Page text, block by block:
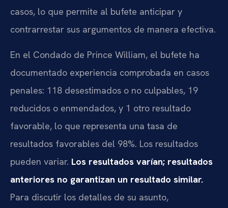
casos, lo que permite al bufete anticipar y
contrarrestar sus argumentos de manera efectiva.
En el Condado de Prince William, el bufete ha
documentado experiencia comprobada en casos
penales: 118 desestimados o no culpables, 19
reducidos o enmendados, y 1 otro resultado
favorable, lo que representa una tasa de
resultados favorables del 98%. Los resultados
pueden variar. Los resultados varían; resultados
anteriores no garantizan un resultado similar.
Para discutir los detalles de su asunto,